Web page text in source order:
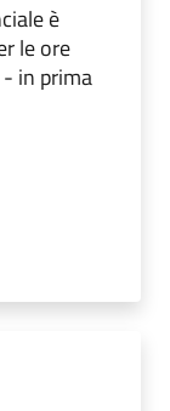
è
le ore
in prima